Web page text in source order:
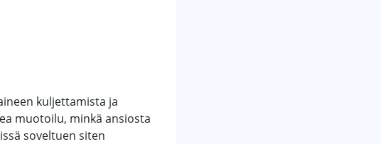
kuljettamista ja
muotoilu, minkä ansiosta
soveltuen siten